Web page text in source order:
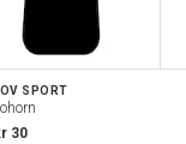
SPORT
30